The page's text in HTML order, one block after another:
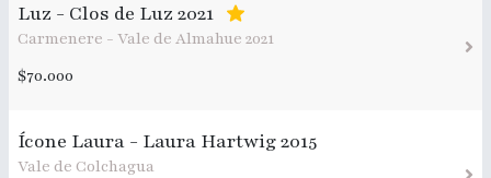
Luz - Clos de Luz 2021
Carmenere - Vale de Almahue 2021
$70.000
Ícone Laura - Laura Hartwig 2015
Vale de Colchagua